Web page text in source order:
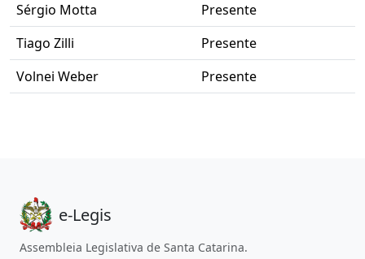
Sérgio Motta
Presente
Tiago Zilli
Presente
Volnei Weber
Presente
e-Legis
Assembleia Legislativa de Santa Catarina.